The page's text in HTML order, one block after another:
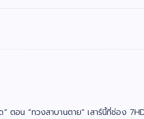
ตอน “ทวงสาบานตาย” เสาร์นี้ที่ช่อง